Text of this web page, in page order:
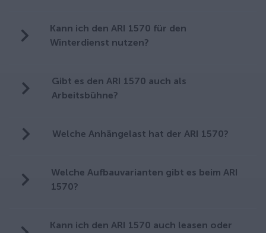
Kann ich den ARI 1570 für den
Winterdienst nutzen?
Gibt es den ARI 1570 auch als
Arbeitsbühne?
Welche Anhängelast hat der ARI 1570?
Welche Aufbauvarianten gibt es beim ARI
1570?
Kann ich den ARI 1570 auch leasen oder